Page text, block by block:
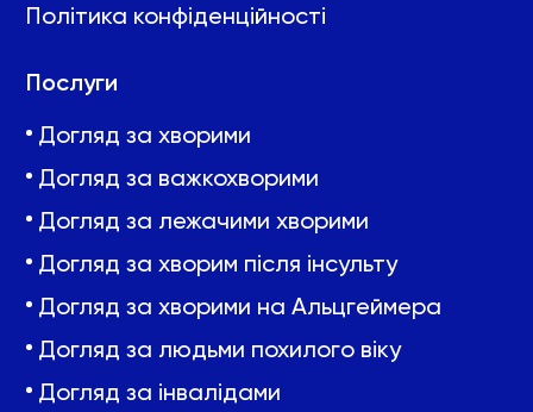
Політика конфіденційності
Послуги
Догляд за хворими
Догляд за важкохворими
Догляд за лежачими хворими
Догляд за хворим після інсульту
Догляд за хворими на Альцгеймера
Догляд за людьми похилого віку
Догляд за інвалідами